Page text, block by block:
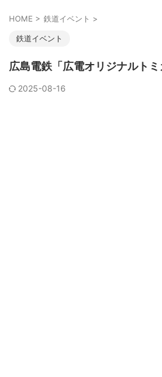
HOME > 鉄道イベント >
鉄道イベント
広島電鉄「広電オリジナルト
2025-08-16